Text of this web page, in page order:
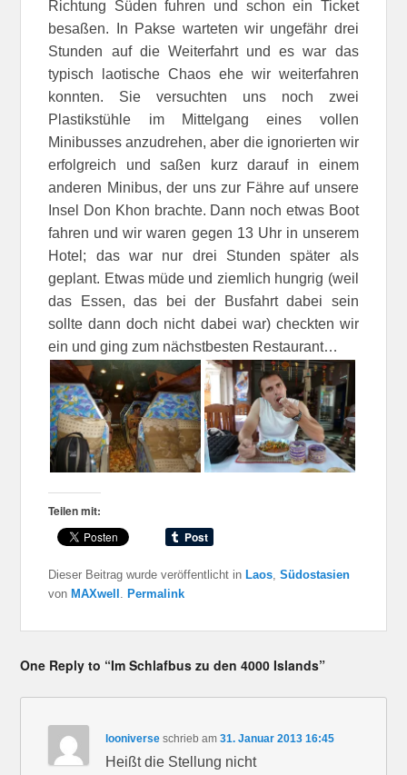
Richtung Süden fuhren und schon ein Ticket
besaßen. In Pakse warteten wir ungefähr drei
Stunden auf die Weiterfahrt und es war das
typisch laotische Chaos ehe wir weiterfahren
konnten. Sie versuchten uns noch zwei
Plastikstühle im Mittelgang eines vollen
Minibusses anzudrehen, aber die ignorierten wir
erfolgreich und saßen kurz darauf in einem
anderen Minibus, der uns zur Fähre auf unsere
Insel Don Khon brachte. Dann noch etwas Boot
fahren und wir waren gegen 13 Uhr in unserem
Hotel; das war nur drei Stunden später als
geplant. Etwas müde und ziemlich hungrig (weil
das Essen, das bei der Busfahrt dabei sein
sollte dann doch nicht dabei war) checkten wir
ein und ging zum nächstbesten Restaurant…
Teilen mit:
Dieser Beitrag wurde veröffentlicht in Laos ,Südostasien
von MAXwell Permalink
One Reply to “Im Schlafbus zu den 4000 Islands”
looniverse schrieb am31. Januar 2013 16:45
Heißt die Stellung nicht